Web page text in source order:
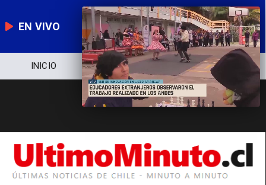
EN VIVO
INICIO NOTICIERO POLÍTICA